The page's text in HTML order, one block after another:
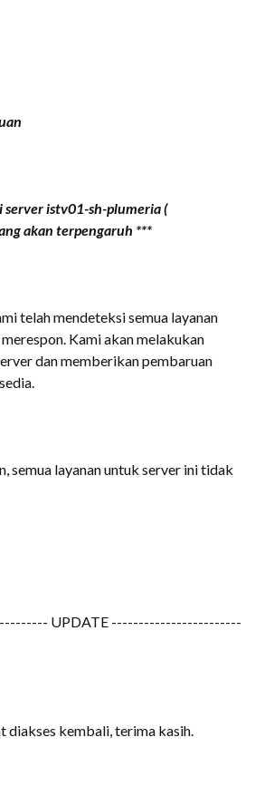
server istv01-sh-plumeria (
akan terpengaruh ***
telah mendeteksi semua layanan
Kami akan melakukan
dan memberikan pembaruan
.
semua layanan untuk server ini tidak
UPDATE ------------------------
diakses kembali, terima kasih.